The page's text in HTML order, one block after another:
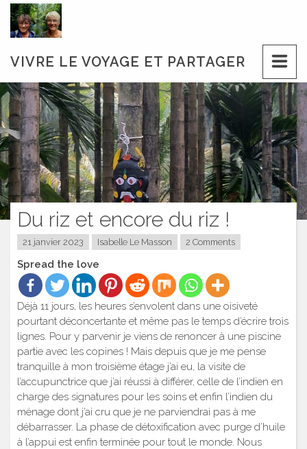
Skip
content
VIVRE LE VOYAGE ET PARTAGER
Du riz et encore du riz !
21 janvier 2023 Isabelle Le Masson 2 Comments
Spread the love
Déjà 11 jours, les heures s’envolent dans une oisiveté
pourtant déconcertante et même pas le temps d’écrire trois
lignes. Pour y parvenir je viens de renoncer à une piscine
partie avec les copines ! Mais depuis que je me pense
tranquille à mon troisième étage j’ai eu, la visite de
l’accupunctrice que j’ai réussi à différer, celle de l’indien en
charge des signatures pour les soins et enfin l’indien du
ménage dont j’ai cru que je ne parviendrai pas à me
débarrasser. La phase de détoxification avec purge d’huile
à l’appui est enfin terminée pour tout le monde. Nous